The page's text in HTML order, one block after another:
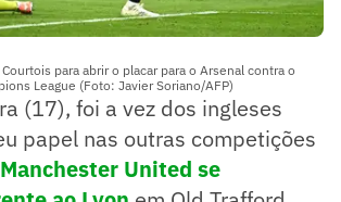
para abrir o placar para o Arsenal contra o
League (Foto: Javier Soriano/AFP)
(17), foi a vez dos ingleses
papel nas outras competições
United se